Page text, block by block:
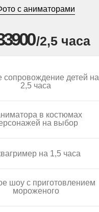
с аниматорами
/2,5 часа
сопровождение детей на
2,5 часа
в костюмах
на выбор
на 1,5 часа
шоу с приготовлением
мороженого